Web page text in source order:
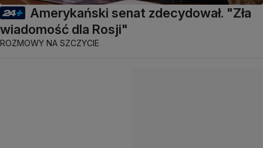
Amerykański senat zdecydował. "Zła
wiadomość dla Rosji"
ROZMOWY NA SZCZYCIE